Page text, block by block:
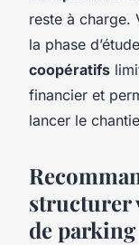
reste à charge.
la phase
coopératifs
financier et
lancer le
structurer
de parking